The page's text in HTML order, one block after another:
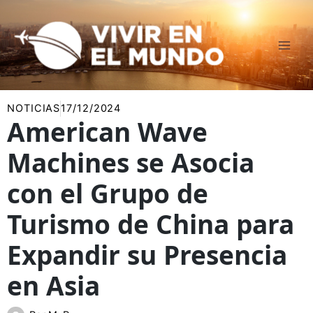
al
contenido
NOTICIAS17/12/2024
American Wave
Machines se Asocia
con el Grupo de
Turismo de China para
Expandir su Presencia
en Asia